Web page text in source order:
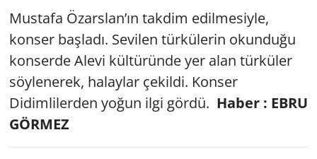
Mustafa Özarslan’ın takdim edilmesiyle,
konser başladı. Sevilen türkülerin okunduğu
konserde Alevi kültüründe yer alan türküler
söylenerek, halaylar çekildi. Konser
Didimlilerden yoğun ilgi gördü. Haber : EBRU
GÖRMEZ